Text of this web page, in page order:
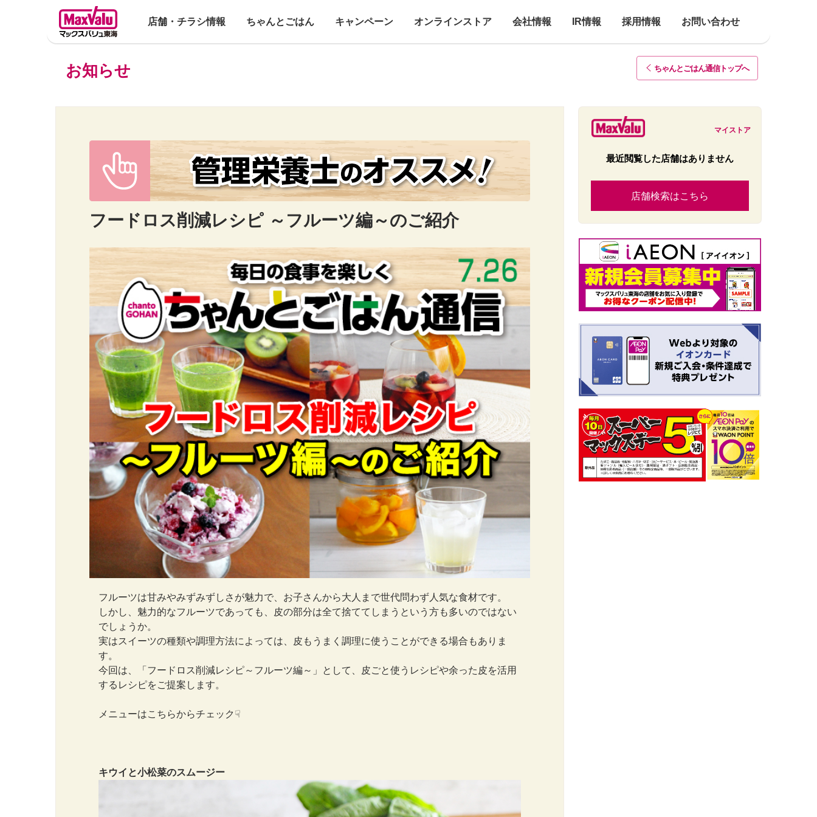
店舗・チラシ情報 ちゃんとごはん キャンペーン オンラインストア 会社情報 IR情報 採用情報 お問い合わせ
お知らせ ちゃんとごはん通信トップへ
フードロス削減レシピ ～フルーツ編～のご紹介
フルーツは甘みやみずみずしさが魅力で、お子さんから大人まで世代問わず人気な食材です。
しかし、魅力的なフルーツであっても、皮の部分は全て捨ててしまうという方も多いのではない
でしょうか。
実はスイーツの種類や調理方法によっては、皮もうまく調理に使うことができる場合もありま
す。
今回は、「フードロス削減レシピ～フルーツ編～」として、皮ごと使うレシピや余った皮を活用
するレシピをご提案します。
メニューはこちらからチェック☟
キウイと小松菜のスムージー
マイストア
最近閲覧した店舗はありません
店舗検索はこちら